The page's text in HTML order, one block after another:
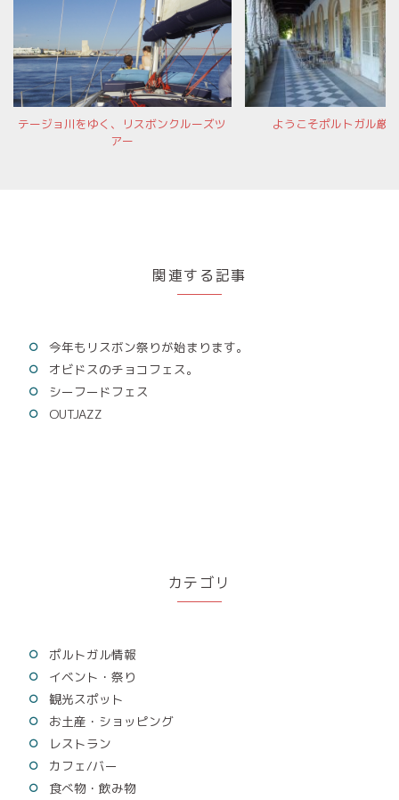
テージョ川をゆく、リスボンクルーズツ
アー
ようこそポルトガル厳
関連する記事
今年もリスボン祭りが始まります。
オビドスのチョコフェス。
シーフードフェス
OUTJAZZ
カテゴリ
ポルトガル情報
イベント・祭り
観光スポット
お土産・ショッピング
レストラン
カフェ/バー
食べ物・飲み物